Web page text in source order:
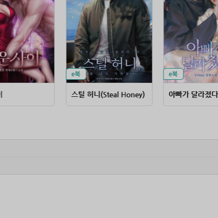
스틸 허니(Steal Honey) 아빠가 달라졌다